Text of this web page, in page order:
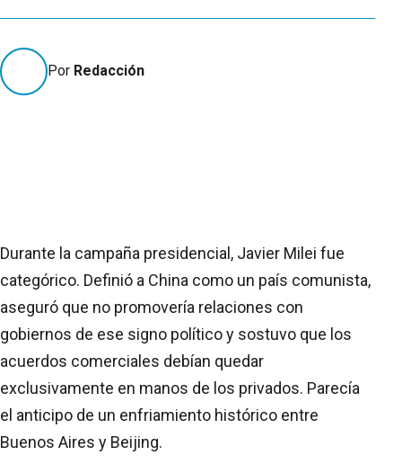
Por Redacción
Durante la campaña presidencial, Javier Milei fue
categórico. Definió a China como un país comunista,
aseguró que no promovería relaciones con
gobiernos de ese signo político y sostuvo que los
acuerdos comerciales debían quedar
exclusivamente en manos de los privados. Parecía
el anticipo de un enfriamiento histórico entre
Buenos Aires y Beijing.